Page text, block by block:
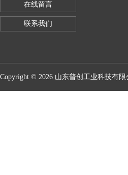
在线留言
联系我们
Copyright © 2026 山东普创工业科技有限